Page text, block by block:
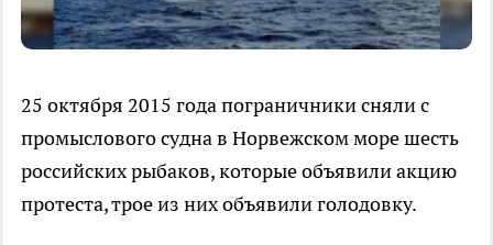
25 октября 2015 года пограничники сняли с
промыслового судна в Норвежском море шесть
российских рыбаков, которые объявили акцию
протеста, трое из них объявили голодовку.